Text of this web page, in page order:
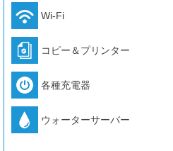
Wi-Fi
コピー＆プリンター
各種充電器
ウォーターサーバー